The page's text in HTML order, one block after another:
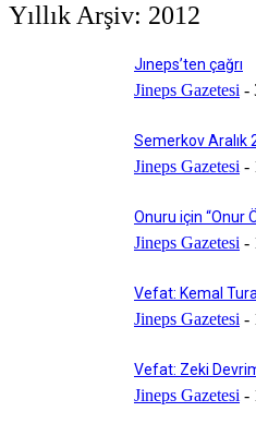
Yıllık Arşiv: 2012
Jıneps’ten çağrı
Jineps Gazetesi -
Semerkov Aralık
Jineps Gazetesi -
Onuru için “Onur
Jineps Gazetesi -
Vefat: Kemal
Jineps Gazetesi -
Vefat: Zeki
Jineps Gazetesi -